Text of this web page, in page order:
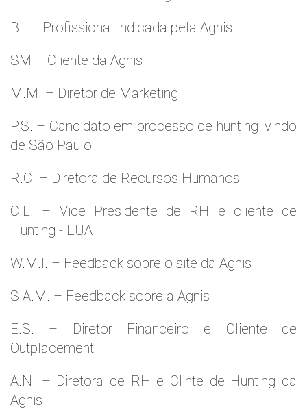
BL – Profissional indicada pela Agnis
SM – Cliente da Agnis
M.M. – Diretor de Marketing
P.S. – Candidato em processo de hunting, vindo
de São Paulo
R.C. – Diretora de Recursos Humanos
C.L. – Vice Presidente de RH e cliente de
Hunting - EUA
W.M.l. – Feedback sobre o site da Agnis
S.A.M. – Feedback sobre a Agnis
E.S. – Diretor Financeiro e Cliente de
Outplacement
A.N. – Diretora de RH e Clinte de Hunting da
Agnis